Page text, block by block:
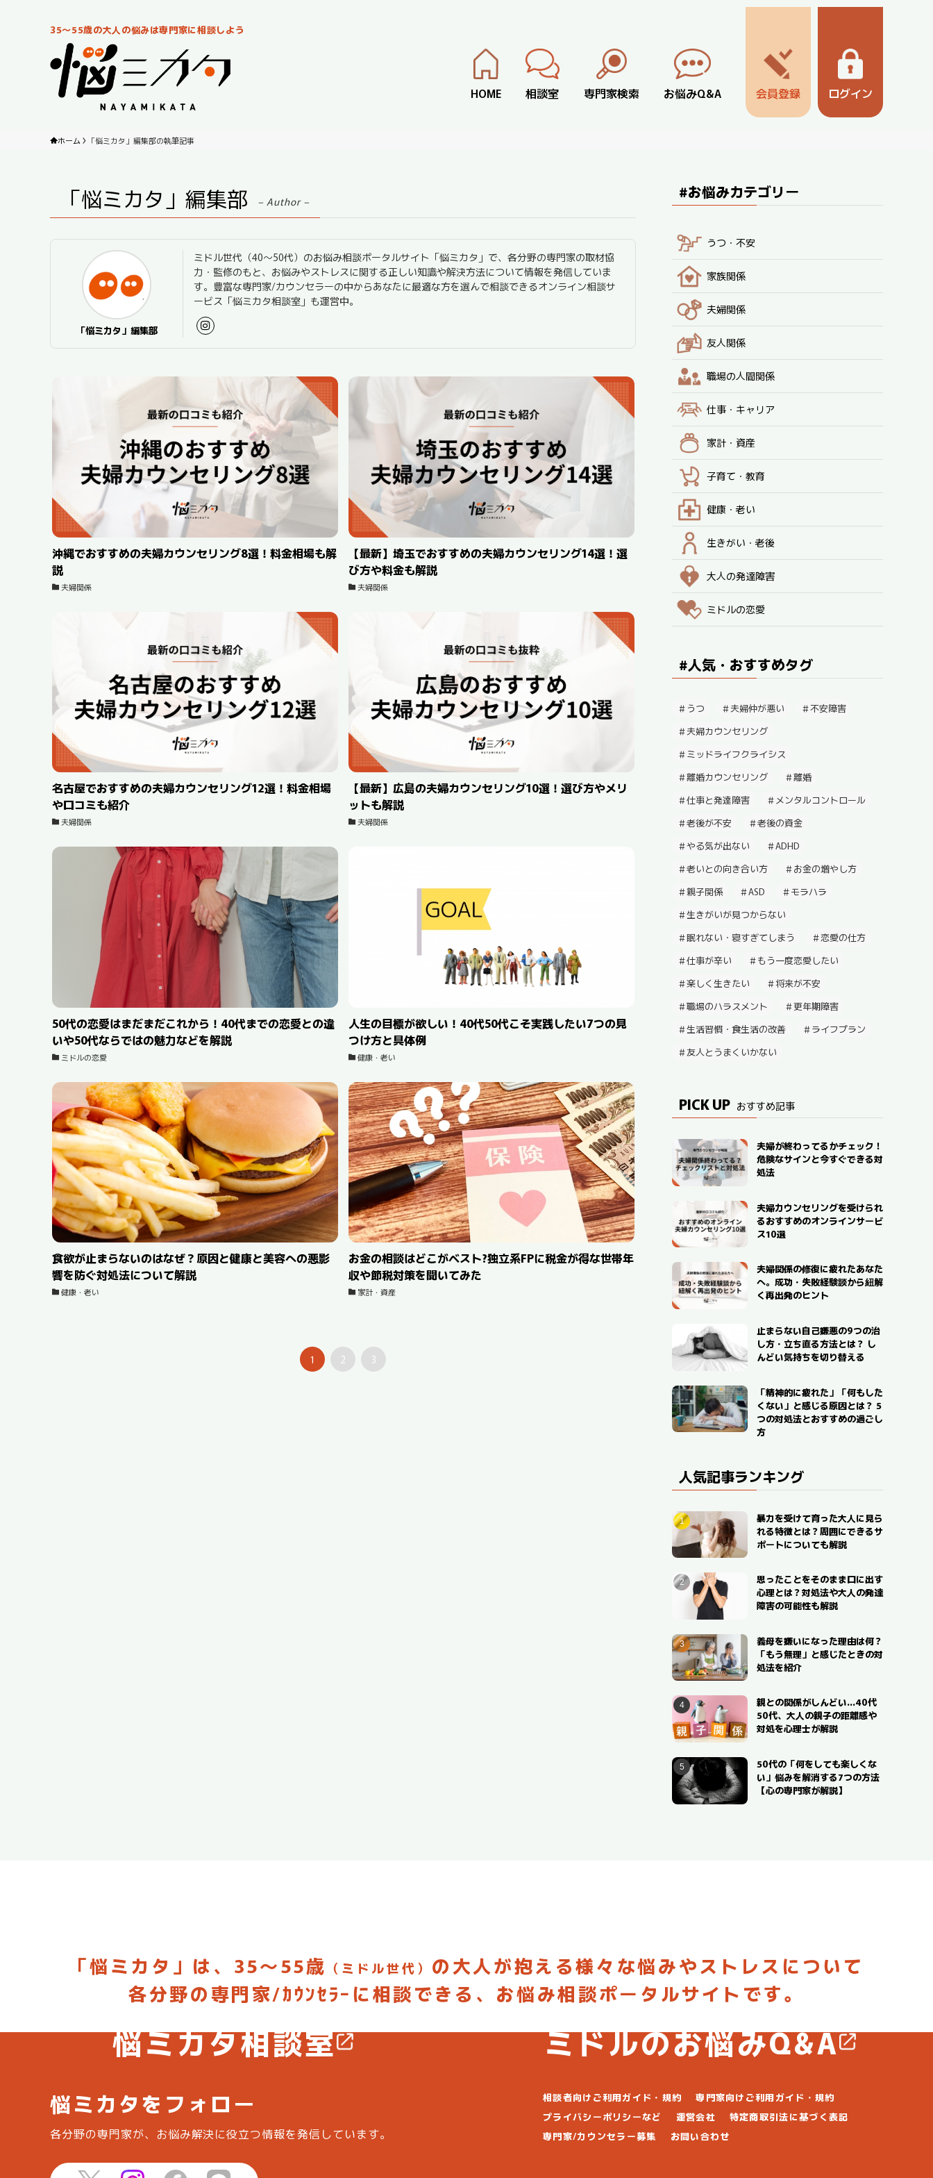
35～55歳の大人の悩みは専門家に相談しよう
HOME 相談室 専門家検索 お悩みQ&A 会員登録 ログイン
ホーム 「悩ミカタ」編集部の執筆記事
「悩ミカタ」編集部 – Author –
「悩ミカタ」編集部
ミドル世代（40～50代）のお悩み相談ポータルサイト「悩ミカタ」で、各分野の専門家の取材協
力・監修のもと、お悩みやストレスに関する正しい知識や解決方法について情報を発信していま
す。豊富な専門家/カウンセラーの中からあなたに最適な方を選んで相談できるオンライン相談サ
ービス「悩ミカタ相談室」も運営中。
沖縄でおすすめの夫婦カウンセリング8選！料金相場も解
説
夫婦関係
【最新】埼玉でおすすめの夫婦カウンセリング14選！選
び方や料金も解説
夫婦関係
名古屋でおすすめの夫婦カウンセリング12選！料金相場
や口コミも紹介
夫婦関係
【最新】広島の夫婦カウンセリング10選！選び方やメリ
ットも解説
夫婦関係
50代の恋愛はまだまだこれから！40代までの恋愛との違
いや50代ならではの魅力などを解説
ミドルの恋愛
人生の目標が欲しい！40代50代こそ実践したい7つの見
つけ方と具体例
健康・老い
食欲が止まらないのはなぜ？原因と健康と美容への悪影
響を防ぐ対処法について解説
健康・老い
お金の相談はどこがベスト?独立系FPに税金が得な世帯年
収や節税対策を聞いてみた
家計・資産
1 2 3
#お悩みカテゴリー
うつ・不安
家族関係
夫婦関係
友人関係
職場の人間関係
仕事・キャリア
家計・資産
子育て・教育
健康・老い
生きがい・老後
大人の発達障害
ミドルの恋愛
#人気・おすすめタグ
うつ 夫婦仲が悪い
不安障害
夫婦カウンセリング
ミッドライフクライシス
離婚カウンセリング
離婚
仕事と発達障害
メンタルコントロール
老後が不安
老後の資金
やる気が出ない
ADHD
老いとの向き合い方
お金の増やし方
親子関係
ASD
モラハラ
生きがいが見つからない
眠れない・寝すぎてしまう
恋愛の仕方
仕事が辛い
もう一度恋愛したい
楽しく生きたい
将来が不安
職場のハラスメント
更年期障害
生活習慣・食生活の改善
ライフプラン
友人とうまくいかない
PICK UP おすすめ記事
夫婦が終わってるかチェック！
危険なサインと今すぐできる対
処法
夫婦カウンセリングを受けられ
るおすすめのオンラインサービ
ス10選
夫婦関係の修復に疲れたあなた
へ。成功・失敗経験談から紐解
く再出発のヒント
止まらない自己嫌悪の9つの治
し方・立ち直る方法とは？ し
んどい気持ちを切り替える
「精神的に疲れた」「何もした
くない」と感じる原因とは？ 5
つの対処法とおすすめの過ごし
方
人気記事ランキング
暴力を受けて育った大人に見ら
れる特徴とは？周囲にできるサ
ポートについても解説
思ったことをそのまま口に出す
心理とは？対処法や大人の発達
障害の可能性も解説
義母を嫌いになった理由は何？
「もう無理」と感じたときの対
処法を紹介
親との関係がしんどい…40代
50代、大人の親子の距離感や
対処を心理士が解説
50代の「何をしても楽しくな
い」悩みを解消する7つの方法
【心の専門家が解説】
「悩ミカタ」は、35～55歳 （ミドル世代） の大人が抱える様々な悩みやストレスについて
各分野の専門家/ｶｳﾝｾﾗｰに相談できる、お悩み相談ポータルサイトです。
悩ミカタ相談室 ミドルのお悩みQ&A
悩ミカタをフォロー
各分野の専門家が、お悩み解決に役立つ情報を発信しています。
相談者向けご利用ガイド・規約
専門家向けご利用ガイド・規約
プライバシーポリシーなど
運営会社
特定商取引法に基づく表記
専門家/カウンセラー募集
お問い合わせ